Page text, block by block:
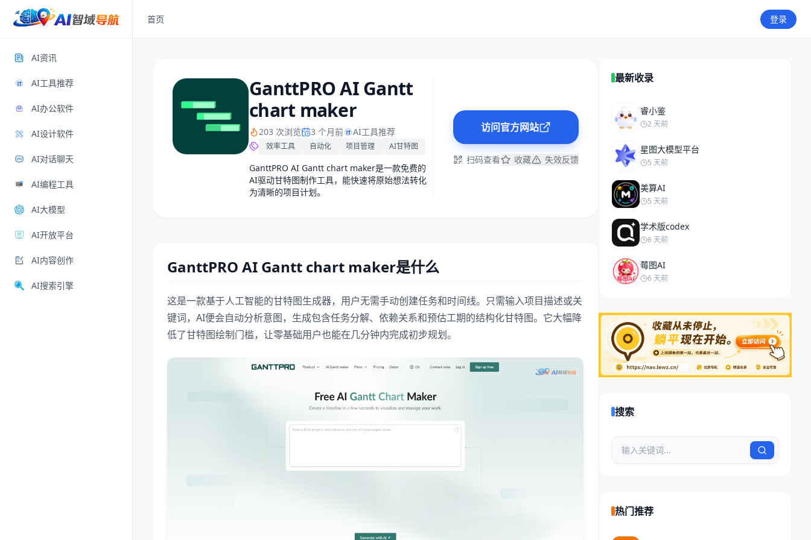
AI资讯
AI工具推荐
AI办公软件
AI设计软件
AI对话聊天
AI编程工具
AI大模型
AI开放平台
AI内容创作
AI搜索引擎
首页 登录
GanttPRO AI Gantt
chart maker
203 次浏览 3 个月前 AI工具推荐
效率工具 自动化 项目管理 AI甘特图
GanttPRO AI Gantt chart maker是一款免费的
AI驱动甘特图制作工具，能快速将原始想法转化
为清晰的项目计划。
访问官方网站
扫码查看 收藏 失效反馈
GanttPRO AI Gantt chart maker是什么
这是一款基于人工智能的甘特图生成器，用户无需手动创建任务和时间线。只需输入项目描述或关
键词，AI便会自动分析意图，生成包含任务分解、依赖关系和预估工期的结构化甘特图。它大幅降
低了甘特图绘制门槛，让零基础用户也能在几分钟内完成初步规划。
最新收录
睿小鉴
2 天前
星图大模型平台
5 天前
美算AI
5 天前
学术版codex
6 天前
莓图AI
6 天前
搜索
热门推荐